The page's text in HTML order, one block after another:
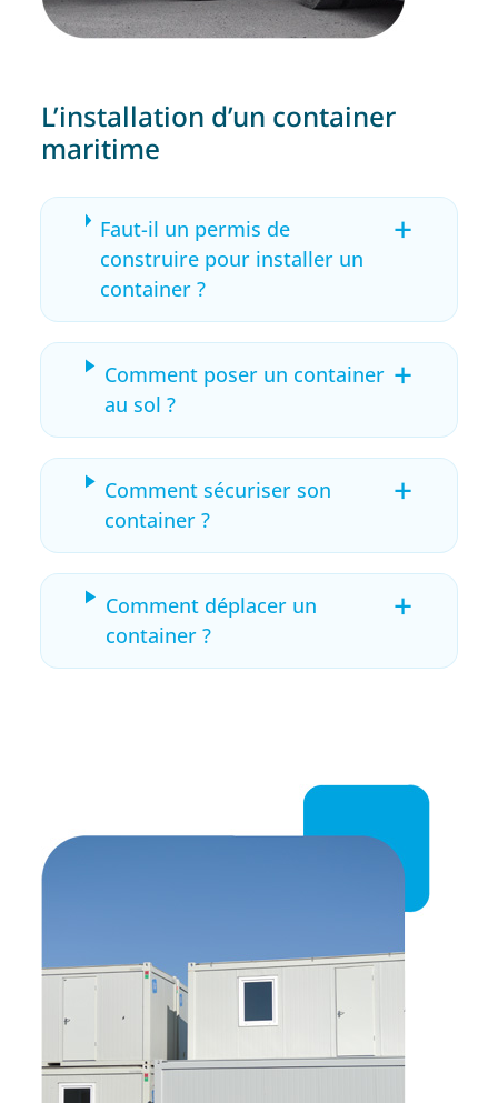
L’installation d’un container
maritime
Faut-il un permis de
construire pour installer un
container ?
+
Comment poser un container
au sol ?
+
Comment sécuriser son
container ?
+
Comment déplacer un
container ?
+